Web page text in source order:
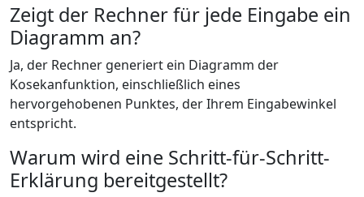
Zeigt der Rechner für jede Eingabe ein
Diagramm an?
Ja, der Rechner generiert ein Diagramm der
Kosekanfunktion, einschließlich eines
hervorgehobenen Punktes, der Ihrem Eingabewinkel
entspricht.
Warum wird eine Schritt-für-Schritt-
Erklärung bereitgestellt?